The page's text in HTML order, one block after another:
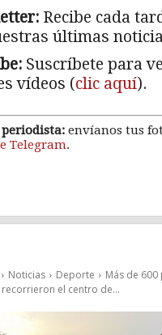
Recibe cada
últimas
Suscríbete para
vídeos (clic aquí).
periodista: envíanos tus
Telegram.